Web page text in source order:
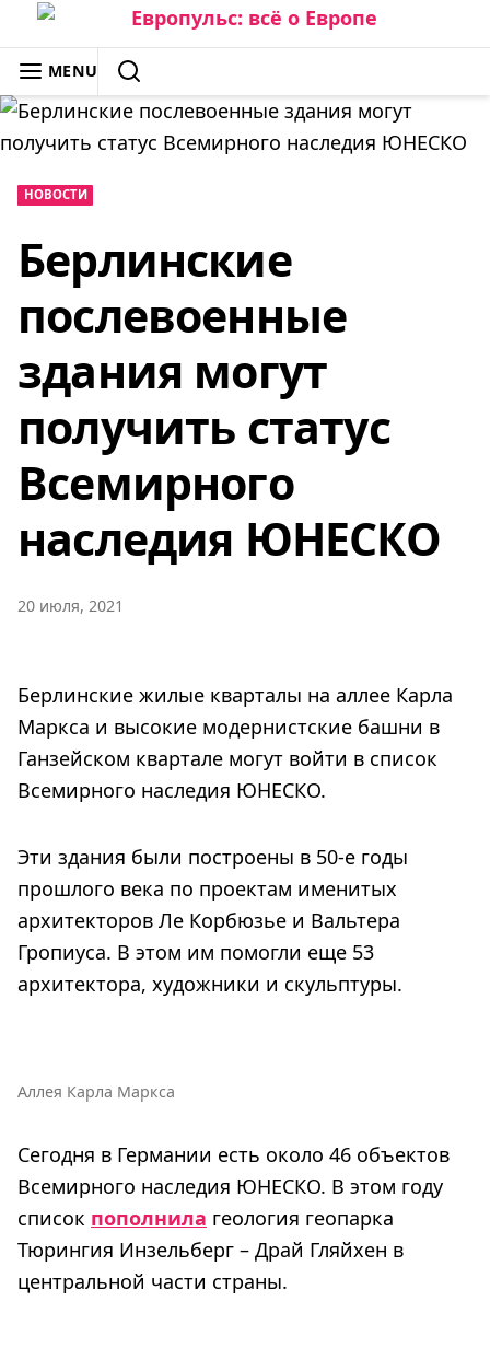
Skip
to
content
ЕВРОПУЛЬС: ВСЁ О ЕВРОПЕ
MENU
SEARCH
НОВОСТИ
Берлинские
послевоенные
здания могут
получить статус
Всемирного
наследия ЮНЕСКО
20 июля, 2021
Берлинские жилые кварталы на аллее Карла
Маркса и высокие модернистские башни в
Ганзейском квартале могут войти в список
Всемирного наследия ЮНЕСКО.
Эти здания были построены в 50-е годы
прошлого века по проектам именитых
архитекторов Ле Корбюзье и Вальтера
Гропиуса. В этом им помогли еще 53
архитектора, художники и скульптуры.
Аллея Карла Маркса
Сегодня в Германии есть около 46 объектов
Всемирного наследия ЮНЕСКО. В этом году
список пополнила геология геопарка
Тюрингия Инзельберг – Драй Гляйхен в
центральной части страны.